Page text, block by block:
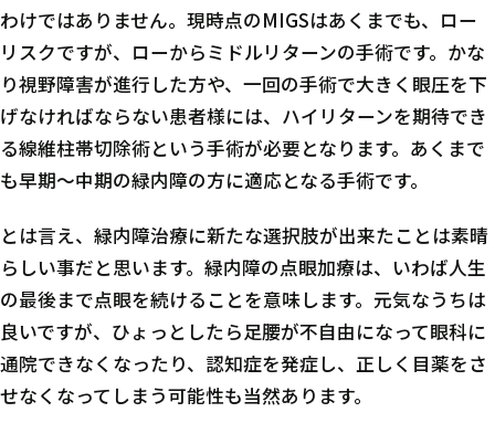
わけではありません。現時点のMIGSはあくまでも、ロー
リスクですが、ローからミドルリターンの手術です。かな
り視野障害が進行した方や、一回の手術で大きく眼圧を下
げなければならない患者様には、ハイリターンを期待でき
る線維柱帯切除術という手術が必要となります。あくまで
も早期～中期の緑内障の方に適応となる手術です。
とは言え、緑内障治療に新たな選択肢が出来たことは素晴
らしい事だと思います。緑内障の点眼加療は、いわば人生
の最後まで点眼を続けることを意味します。元気なうちは
良いですが、ひょっとしたら足腰が不自由になって眼科に
通院できなくなったり、認知症を発症し、正しく目薬をさ
せなくなってしまう可能性も当然あります。